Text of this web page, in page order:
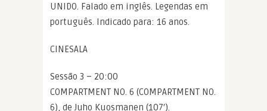
UNIDO. Falado em inglês. Legendas em
português. Indicado para: 16 anos.
CINESALA
Sessão 3 – 20:00
COMPARTMENT NO. 6 (COMPARTMENT NO.
6), de Juho Kuosmanen (107′).